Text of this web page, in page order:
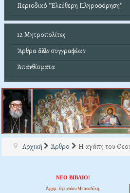
Περιοδικό "Ἐλεύθερη Πληροφόρηση"
12 Μητροπολίτες
Ἄρθρα ἄλλων συγγραφέων
Ἀπανθίσματα
Αρχική Άρθρο Η αγάπη του
ΝΕΟ ΒΙΒΛΙΟ!
Ἀρχιμ. Εἰρηναίου Μπουσδέκη,